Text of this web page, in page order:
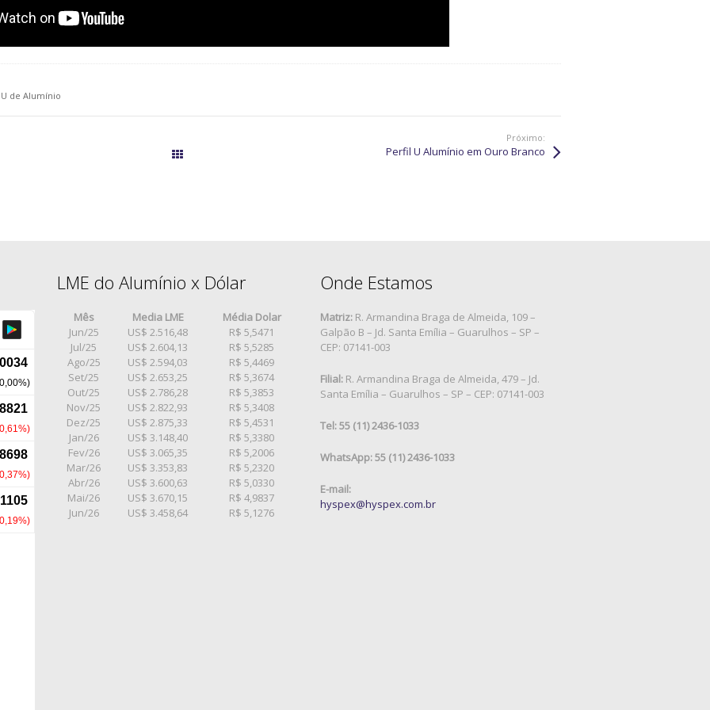
de Alumínio
Próximo:
Perfil U Alumínio em Ouro Branco
LME do Alumínio x Dólar
Mês Media LME
Média Dolar
Jun/25
US$ 2.516,48
R$ 5,5471
Jul/25
US$ 2.604,13
R$ 5,5285
Ago/25
US$ 2.594,03
R$ 5,4469
Set/25
US$ 2.653,25
R$ 5,3674
Out/25
US$ 2.786,28
R$ 5,3853
Nov/25
US$ 2.822,93
R$ 5,3408
Dez/25
US$ 2.875,33
R$ 5,4531
Jan/26
US$ 3.148,40
R$ 5,3380
Fev/26
US$ 3.065,35
R$ 5,2006
Mar/26
US$ 3.353,83
R$ 5,2320
Abr/26
US$ 3.600,63
R$ 5,0330
Mai/26
US$ 3.670,15
R$ 4,9837
Jun/26
US$ 3.458,64 R$ 5,1276
Onde Estamos
Matriz: R. Armandina Braga de Almeida, 109 –
Galpão B – Jd. Santa Emília – Guarulhos – SP –
CEP: 07141-003
Filial: R. Armandina Braga de Almeida, 479 – Jd.
Santa Emília – Guarulhos – SP – CEP: 07141-003
Tel: 55 (11) 2436-1033
WhatsApp: 55 (11) 2436-1033
E-mail:
hyspex@hyspex.com.br